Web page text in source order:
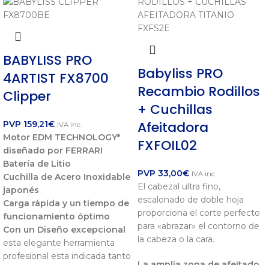
BABYLISS PRO
4ARTIST FX8700
Clipper
PVP 159,21€ IVA inc.
Motor EDM TECHNOLOGY*
diseñado por FERRARI
Batería de Litio
Cuchilla de Acero Inoxidable
japonés
Carga rápida y un tiempo de
funcionamiento óptimo
Con un Diseño excepcional
esta elegante herramienta
profesional esta indicada tanto
Babyliss PRO
Recambio Rodillos
+ Cuchillas
Afeitadora
FXFOIL02
PVP 33,00€ IVA inc.
El cabezal ultra fino,
escalonado de doble hoja
proporciona el corte perfecto
para «abrazar» el contorno de
la cabeza o la cara.